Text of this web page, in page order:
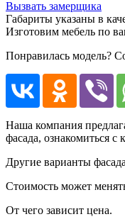
Вызвать замерщика
Габариты указаны в
Изготовим мебель по
Понравилась модель?
Наша компания
фасада, ознакомиться
Другие варианты
Стоимость может
От чего зависит цена.